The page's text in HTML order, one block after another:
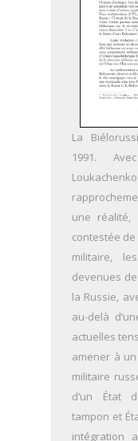
La
1991.
une réalité,
contestée de
militaire,
devenues
la Russie,
au-delà
actuelles
amener à
militaire
d’un État
tampon et
intégration